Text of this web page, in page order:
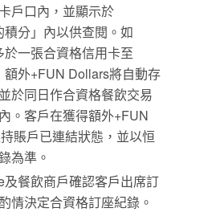
戶口內，並顯示於
分」內以供查閱。如
一張合資格信用卡至
外+FUN Dollars將自動存
於同日作合資格餐飲交易
。客戶在獲得額外+FUN
賬戶已連結狀態，並以恒
為準。
餐飲商戶確認客戶出席訂
情決定合資格訂座紀錄。